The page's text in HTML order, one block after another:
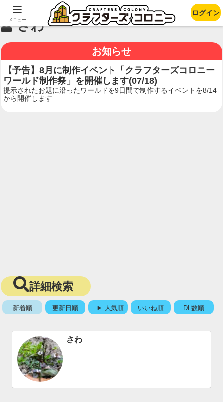
さわ
お知らせ
【予告】8月に制作イベント「クラフターズコロニー
ワールド制作祭」を開催します(07/18)
提示されたお題に沿ったワールドを9日間で制作するイベントを8/14
から開催します
詳細検索
新着順 更新日順 人気順 いいね順 DL数順
さわ
メニュー
ログイン